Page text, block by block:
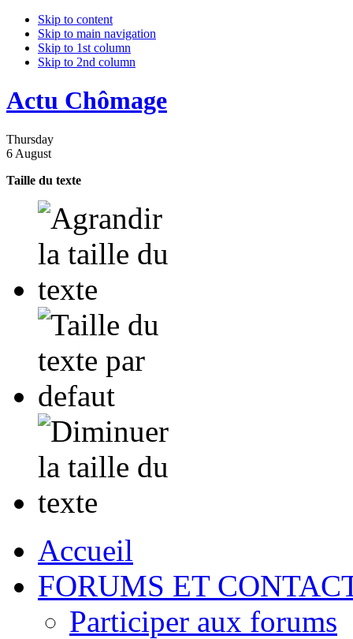
Skip to content
Skip to main navigation
Skip to 1st column
Skip to 2nd column
Actu Chômage
Thursday
6 August
Taille du texte
Accueil
FORUMS ET
Participer aux forums